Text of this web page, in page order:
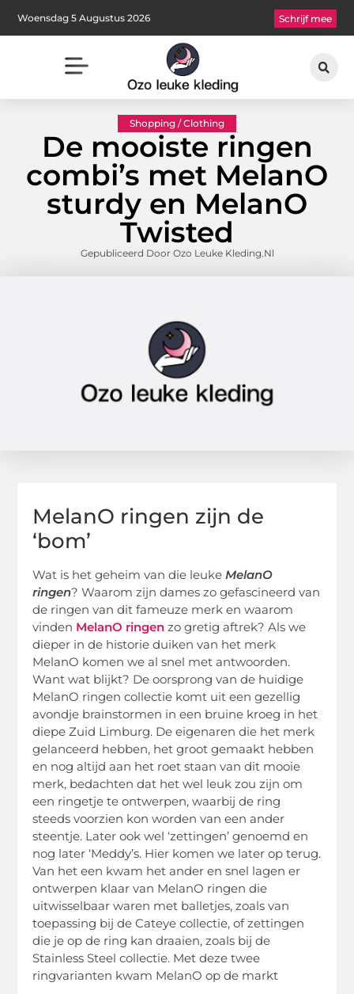
Woensdag 5 Augustus 2026 Schrijf mee
Shopping / Clothing
De mooiste ringen
combi’s met MelanO
sturdy en MelanO
Twisted
Gepubliceerd Door Ozo Leuke Kleding.nl
MelanO ringen zijn de
‘bom’
Wat is het geheim van die leuke MelanO
ringen? Waarom zijn dames zo gefascineerd van
de ringen van dit fameuze merk en waarom
vinden MelanO ringen zo gretig aftrek? Als we
dieper in de historie duiken van het merk
MelanO komen we al snel met antwoorden.
Want wat blijkt? De oorsprong van de huidige
MelanO ringen collectie komt uit een gezellig
avondje brainstormen in een bruine kroeg in het
diepe Zuid Limburg. De eigenaren die het merk
gelanceerd hebben, het groot gemaakt hebben
en nog altijd aan het roet staan van dit mooie
merk, bedachten dat het wel leuk zou zijn om
een ringetje te ontwerpen, waarbij de ring
steeds voorzien kon worden van een ander
steentje. Later ook wel ‘zettingen’ genoemd en
nog later ‘Meddy’s. Hier komen we later op terug.
Van het een kwam het ander en snel lagen er
ontwerpen klaar van MelanO ringen die
uitwisselbaar waren met balletjes, zoals van
toepassing bij de Cateye collectie, of zettingen
die je op de ring kan draaien, zoals bij de
Stainless Steel collectie. Met deze twee
ringvarianten kwam MelanO op de markt